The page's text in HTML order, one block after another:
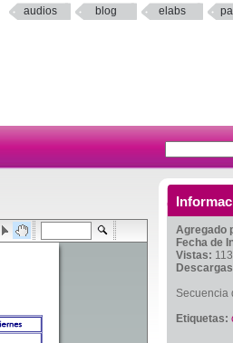
audios blog elabs
Agregado
Fecha de
Vistas:
Secuencia
Etiquetas: